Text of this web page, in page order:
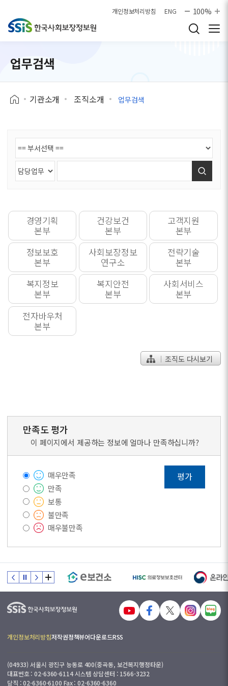
개인정보처리방침 ENG 100%
업무검색
기관소개 조직소개 업무검색
경영기획
본부
건강보건
본부
고객지원
본부
정보보호
본부
사회보장정보
연구소
전략기술
본부
복지정보
본부
복지안전
본부
사회서비스
본부
전자바우처
본부
조직도 다시보기
만족도 평가
이 페이지에서 제공하는 정보에 얼마나 만족하십니까?
매우만족
만족
보통
불만족
매우불만족
평가
개인정보처리방침저작권정책뷰어다운로드RSS
(04933) 서울시 광진구 능동로 400(중곡동, 보건복지행정타운)
대표번호 : 02-6360-6114 시스템 상담센터 : 1566-3232
당직 : 02-6360-6100 Fax : 02-6360-6360